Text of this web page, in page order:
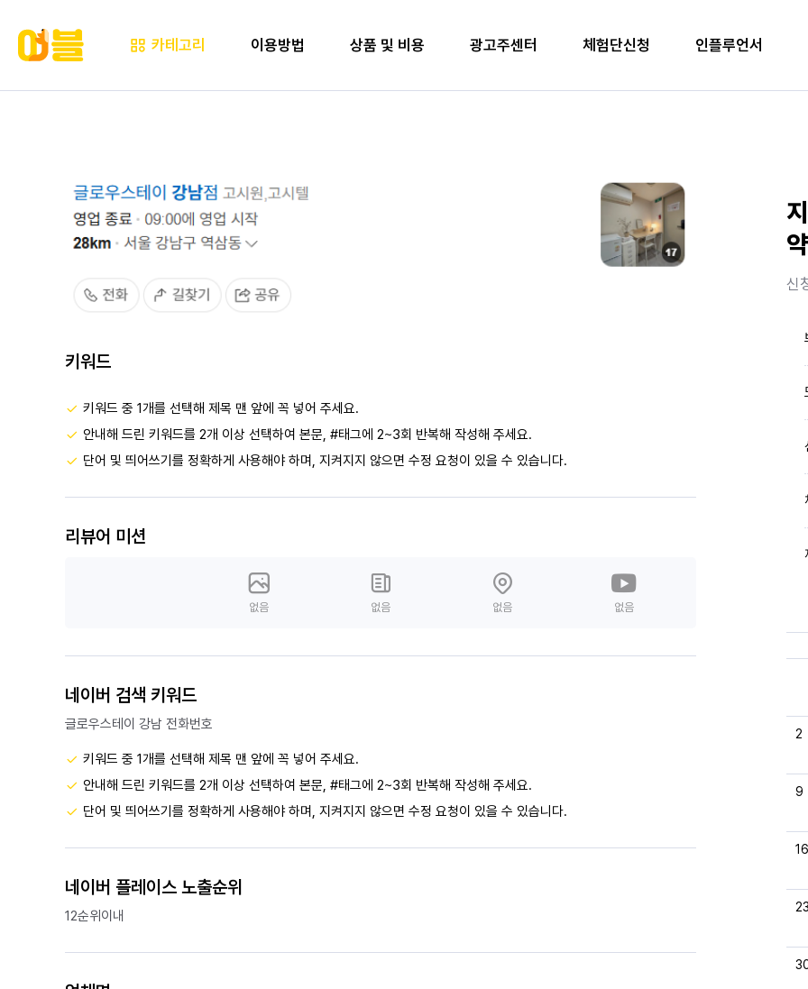
카테고리 이용방법 상품 및 비용 광고주센터 체험단신청 인플루언서
신
2
9
16
키워드
키워드 중 1개를 선택해 제목 맨 앞에 꼭 넣어 주세요.
안내해 드린 키워드를 2개 이상 선택하여 본문, #태그에 2~3회 반복해 작성해 주세요.
단어 및 띄어쓰기를 정확하게 사용해야 하며, 지켜지지 않으면 수정 요청이 있을 수 있습니다.
리뷰어 미션
없음 없음 없음 없음
네이버 검색 키워드
글로우스테이 강남 전화번호
키워드 중 1개를 선택해 제목 맨 앞에 꼭 넣어 주세요.
안내해 드린 키워드를 2개 이상 선택하여 본문, #태그에 2~3회 반복해 작성해 주세요.
단어 및 띄어쓰기를 정확하게 사용해야 하며, 지켜지지 않으면 수정 요청이 있을 수 있습니다.
네이버 플레이스 노출순위
12순위이내